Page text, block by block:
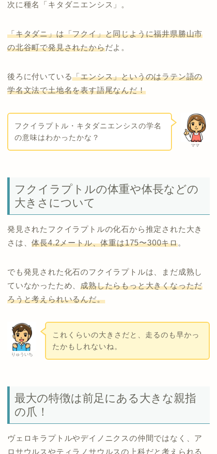
次に種名「キタダニエンシス」。
「キタダニ」は「フクイ」と同じように福井県勝山市
の北谷町で発見されたからだよ。
後ろに付いている「エンシス」というのはラテン語の
学名文法で土地名を表す語尾なんだ！
ママ
フクイラプトル・キタダニエンシスの学名
の意味はわかったかな？
フクイラプトルの体重や体長などの
大きさについて
発見されたフクイラプトルの化石から推定された大き
さは、体長4.2メートル、体重は175〜300キロ。
でも発見された化石のフクイラプトルは、まだ成熟し
ていなかったため、成熟したらもっと大きくなっただ
ろうと考えられいるんだ。
りゅういち
これくらいの大きさだと、走るのも早かっ
たかもしれないね。
最大の特徴は前足にある大きな親指
の爪！
ヴェロキラプトルやデイノニクスの仲間ではなく、ア
ロサウルスやティラノサウルスの上科だと考えられる